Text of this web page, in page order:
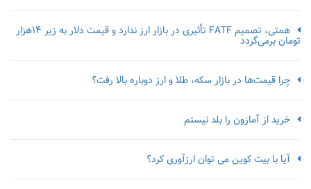
همتی، تصمیم FATF تأثیری در بازار ارز ندارد و قیمت دلار به زیر ۱۴هزار
تومان برمی‌گردد
چرا قیمت‌ها در بازار سکه، طلا و ارز دوباره بالا رفت؟
خرید از آمازون را بلد نیستم
آیا با بیت کوین می توان ارزآوری کرد؟